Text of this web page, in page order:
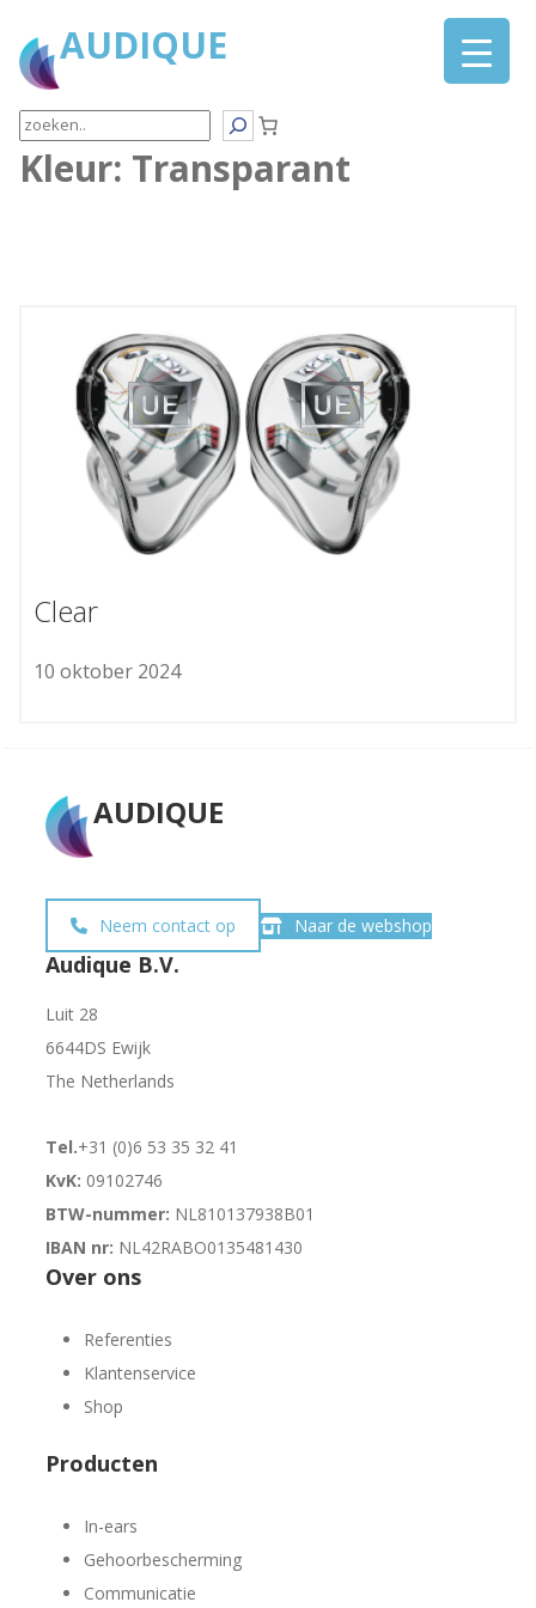
AUDIQUE
Search
Kleur: Transparant
Clear
10 oktober 2024
AUDIQUE
Neem contact op Naar de webshop
Audique B.V.
Luit 28
6644DS Ewijk
The Netherlands
Tel.+31 (0)6 53 35 32 41
KvK: 09102746
BTW-nummer: NL810137938B01
IBAN nr: NL42RABO0135481430
Over ons
Referenties
Klantenservice
Shop
Producten
In-ears
Gehoorbescherming
Communicatie